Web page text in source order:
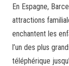
En Espagne,
attractions
enchantent les
l’un des plus
téléphérique